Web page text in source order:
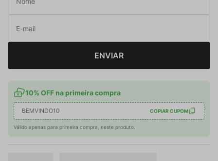
ENVIAR
10% OFF na primeira compra
BEMVINDO10 COPIAR CUPOM
Válido apenas para primeira compra, neste produto.